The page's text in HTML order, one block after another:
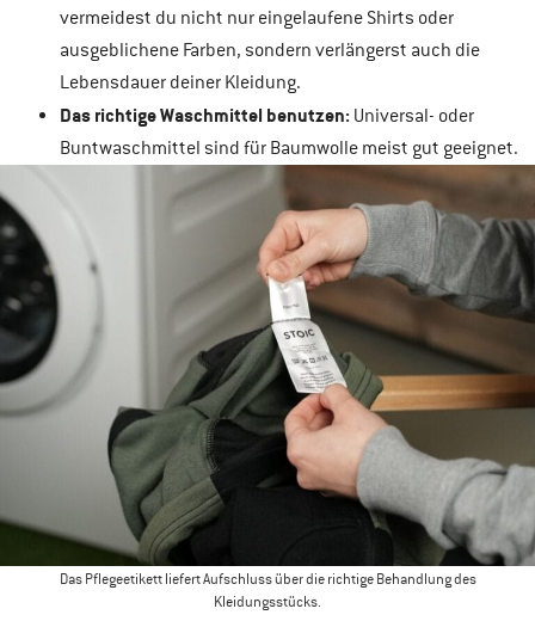
vermeidest du nicht nur eingelaufene Shirts oder
ausgeblichene Farben, sondern verlängerst auch die
Lebensdauer deiner Kleidung.
Das richtige Waschmittel benutzen: Universal- oder
Buntwaschmittel sind für Baumwolle meist gut geeignet.
Das Pflegeetikett liefert Aufschluss über die richtige Behandlung des
Kleidungsstücks.